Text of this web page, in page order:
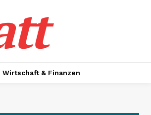
Wirtschaft & Finanzen